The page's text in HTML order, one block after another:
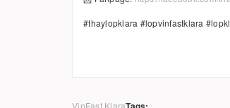
#thaylopklara #lopvinfastklara